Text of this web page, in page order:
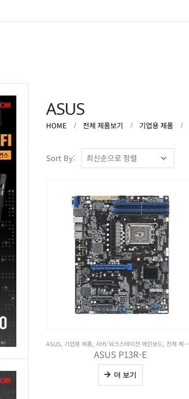
ASUS
HOME 전체 제품보기 기업용 제품
Sort By:
ASUS, 기업용 제품, 서버/워크스테이션 메인보드, 전체 제품보기
ASUS P13R-E
더 보기